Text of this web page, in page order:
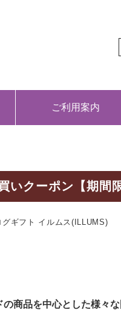
ご利用案内
いクーポン【期間
グギフト イルムス(ILLUMS)
商品を中心とした様々